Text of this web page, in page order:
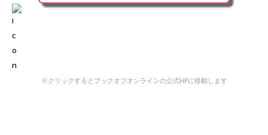
※クリックするとブックオフオンラインの公式HPに移動します